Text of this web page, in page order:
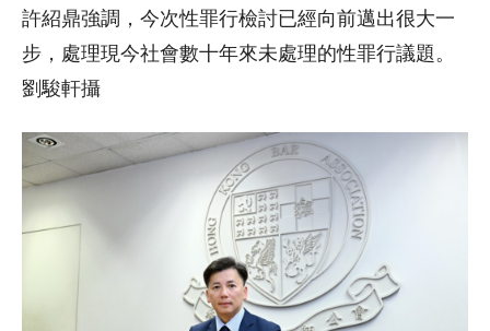
許紹鼎強調，今次性罪行檢討已經向前邁出很大一
步，處理現今社會數十年來未處理的性罪行議題。
劉駿軒攝